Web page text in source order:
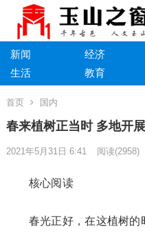
新闻 经济
生活
教育
首页 国内
春来植树正当时 多地开
2021年5月31日 6:41 阅读(2958)
核心阅读
春光正好，在这植树的